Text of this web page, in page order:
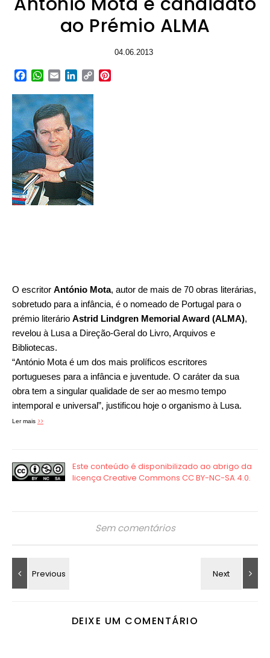
ao Prémio ALMA
04.06.2013
Facebook
WhatsApp
EmailLinkedIn
Copy
O escritor António Mota, autor de mais de 70 obras literárias,
sobretudo para a infância, é o nomeado de Portugal para o
prémio literário Astrid Lindgren Memorial Award (ALMA),
revelou à Lusa a Direção-Geral do Livro, Arquivos e
Bibliotecas.
“António Mota é um dos mais prolíficos escritores
portugueses para a infância e juventude. O caráter da sua
obra tem a singular qualidade de ser ao mesmo tempo
intemporal e universal”, justificou hoje o organismo à Lusa.
Ler mais >>
Sem comentários
DEIXE UM COMENTÁRIO